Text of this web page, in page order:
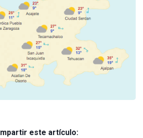
este artículo: